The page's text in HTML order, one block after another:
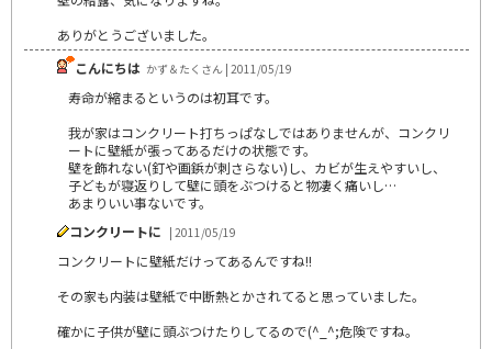
ありがとうございました。
こんにちは かず＆たくさん | 2011/05/19
寿命が縮まるというのは初耳です。
我が家はコンクリート打ちっぱなしではありませんが、コンクリ
ートに壁紙が張ってあるだけの状態です。
壁を飾れない(釘や画鋲が刺さらない)し、カビが生えやすいし、
子どもが寝返りして壁に頭をぶつけると物凄く痛いし…
あまりいい事ないです。
コンクリートに | 2011/05/19
コンクリートに壁紙だけってあるんですね!!
その家も内装は壁紙で中断熱とかされてると思っていました。
確かに子供が壁に頭ぶつけたりしてるので(^_^;危険ですね。